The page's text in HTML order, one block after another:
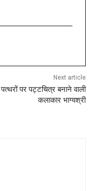
Next article
पत्थरों पर पट्टचित्र बनाने वाली
कलाकार भाग्यश्री